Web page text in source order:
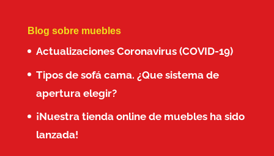
Blog sobre muebles
Actualizaciones Coronavirus (COVID-19)
Tipos de sofá cama. ¿Que sistema de
apertura elegir?
¡Nuestra tienda online de muebles ha sido
lanzada!